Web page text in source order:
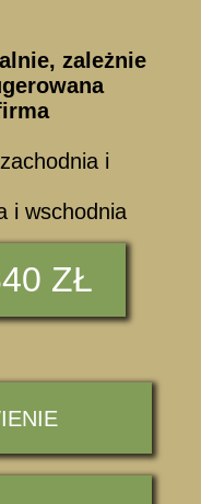
zależnie
i
i wschodnia
ZŁ